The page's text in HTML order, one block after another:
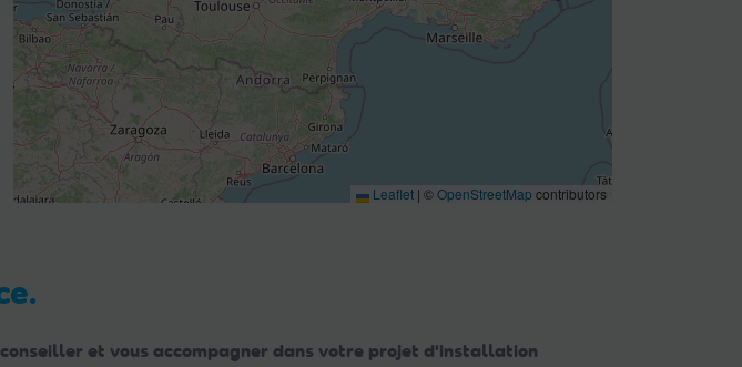
Leaflet | ©OpenStreetMap contributors
et vous accompagner dans votre projet d'installation